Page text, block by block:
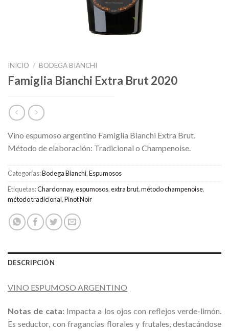
INICIO / BODEGA BIANCHI
Famiglia Bianchi Extra Brut 2020
Vino espumoso argentino Famiglia Bianchi Extra Brut.
Método de elaboración: Tradicional o Champenoise.
Categorías:Bodega Bianchi,Espumosos
Etiquetas:Chardonnay,espumosos,extra brut,método champenoise,
método tradicional,Pinot Noir
DESCRIPCIÓN
VINO ESPUMOSO ARGENTINO
Notas de cata:Impacta a los ojos con reflejos verde-limón.
Es seductor, con fragancias florales y frutales, destacándose